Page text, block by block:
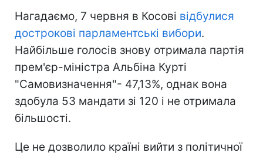
Нагадаємо, 7 червня в Косові відбулися
дострокові парламентські вибори.
Найбільше голосів знову отримала партія
прем'єр-міністра Альбіна Курті
"Самовизначення"- 47,13%, однак вона
здобула 53 мандати зі 120 і не отримала
більшості.
Це не дозволило країні вийти з політичної